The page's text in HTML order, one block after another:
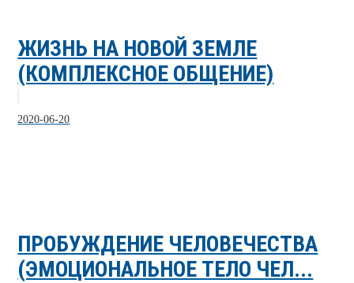
ЖИЗНЬ НА НОВОЙ ЗЕМЛЕ
(КОМПЛЕКСНОЕ ОБЩЕНИЕ)
2020-06-20
ПРОБУЖДЕНИЕ ЧЕЛОВЕЧЕСТВА
(ЭМОЦИОНАЛЬНОЕ ТЕЛО ЧЕЛ...